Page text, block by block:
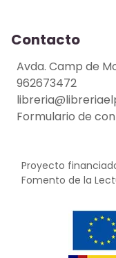
Contacto
Avda. Camp de
962673472
Formulario de
Proyecto
Fomento de la